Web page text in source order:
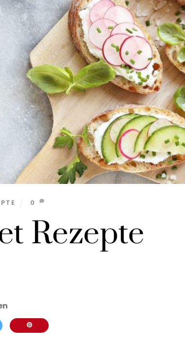
Rezepte
0